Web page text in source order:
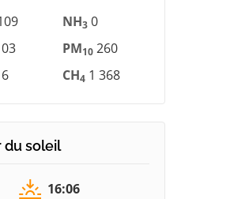
NH3 0
PM10 260
6 CH4 1 368
du soleil
16:06